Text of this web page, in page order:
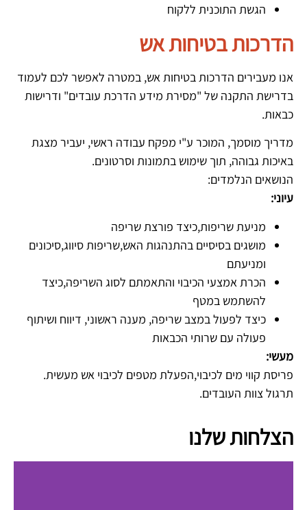
הגשת התוכנית ללקוח
הדרכות בטיחות אש
אנו מעבירים הדרכות בטיחות אש, במטרה לאפשר לכם לעמוד
בדרישת התקנה של "מסירת מידע הדרכת עובדים" ודרישות
כבאות.
מדריך מוסמך, המוכר ע"י מפקח עבודה ראשי, יעביר מצגת
באיכות גבוהה, תוך שימוש בתמונות וסרטונים.
הנושאים הנלמדים:
עיוני:
מניעת שריפות,כיצד פורצת שריפה
מושגים בסיסיים בהתנהגות האש,שריפות סיווג,סיכונים
ומניעתם
הכרת אמצעי הכיבוי והתאמתם לסוג השריפה,כיצד
להשתמש במטף
כיצד לפעול במצב שריפה, מענה ראשוני, דיווח ושיתוף
פעולה עם שרותי הכבאות
מעשי:
פריסת קווי מים לכיבוי,הפעלת מטפים לכיבוי אש מעשית.
תרגול צוות העובדים.
הצלחות שלנו